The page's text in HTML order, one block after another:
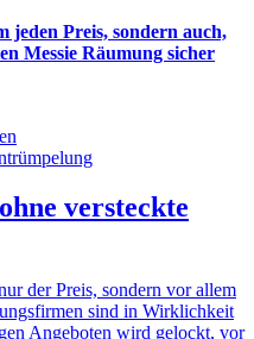
jeden Preis, sondern auch,
Messie Räumung sicher
ohne versteckte
der Preis, sondern vor allem
sind in Wirklichkeit
Angeboten wird gelockt, vor